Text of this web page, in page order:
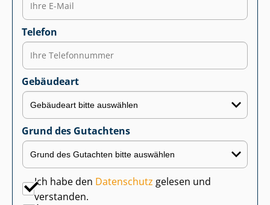
Telefon
Gebäudeart
Grund des Gutachtens
Ich habe den Datenschutz gelesen und
verstanden.